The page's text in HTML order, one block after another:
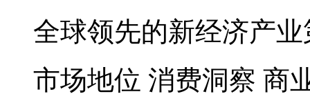
全球领先的新经济产
市场地位 消费洞察 商